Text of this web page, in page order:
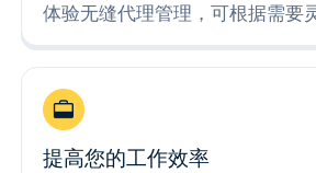
体验无缝代理管理，可根据需要
提高您的工作效率